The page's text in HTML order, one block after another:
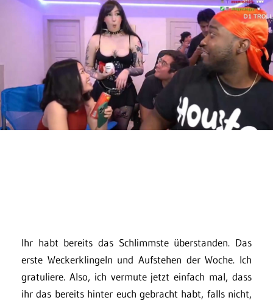
Ihr habt bereits das Schlimmste überstanden. Das
erste Weckerklingeln und Aufstehen der Woche. Ich
gratuliere. Also, ich vermute jetzt einfach mal, dass
ihr das bereits hinter euch gebracht habt, falls nicht,